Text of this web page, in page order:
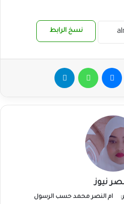
نسخ الرابط
ماسنجر واتساب
نيوز
ام النصر محمد حسب الرسول